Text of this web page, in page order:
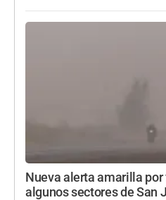
Nueva alerta amarilla por
algunos sectores de San